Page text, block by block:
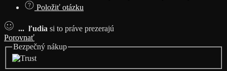
Položiť otázku
... ľudia si to práve prezerajú
Porovnať
Bezpečný nákup